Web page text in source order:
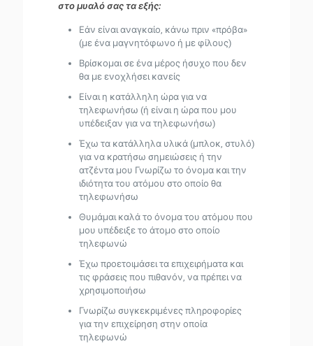
στο μυαλό σας τα εξής:
Εάν είναι αναγκαίο, κάνω πριν «πρόβα»
(με ένα μαγνητόφωνο ή με φίλους)
Βρίσκομαι σε ένα μέρος ήσυχο που δεν
θα με ενοχλήσει κανείς
Είναι η κατάλληλη ώρα για να
τηλεφωνήσω (ή είναι η ώρα που μου
υπέδειξαν για να τηλεφωνήσω)
Έχω τα κατάλληλα υλικά (μπλοκ, στυλό)
για να κρατήσω σημειώσεις ή την
ατζέντα μου Γνωρίζω το όνομα και την
ιδιότητα του ατόμου στο οποίο θα
τηλεφωνήσω
Θυμάμαι καλά το όνομα του ατόμου που
μου υπέδειξε το άτομο στο οποίο
τηλεφωνώ
Έχω προετοιμάσει τα επιχειρήματα και
τις φράσεις που πιθανόν, να πρέπει να
χρησιμοποιήσω
Γνωρίζω συγκεκριμένες πληροφορίες
για την επιχείρηση στην οποία
τηλεφωνώ